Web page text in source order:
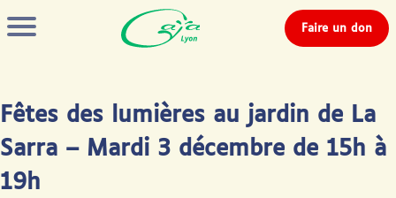
Faire un don
Fêtes des lumières au jardin de La
Sarra – Mardi 3 décembre de 15h à
19h